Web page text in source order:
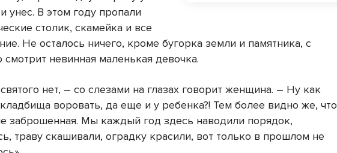
унес. В этом году пропали
столик, скамейка и все
Не осталось ничего, кроме бугорка земли и памятника, с
смотрит невинная маленькая девочка.
нет, – со слезами на глазах говорит женщина. – Ну как
воровать, да еще и у ребенка?! Тем более видно же, что
заброшенная. Мы каждый год здесь наводили порядок,
траву скашивали, оградку красили, вот только в прошлом не